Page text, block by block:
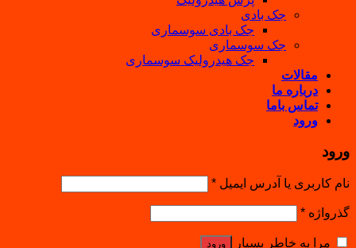
جک بادی
جک بادی سوسماری
جک سوسماری
جک هیدرولیک سوسماری
مقالات
درباره ما
تماس باما
ورود
ورود
نام کاربری یا آدرس ایمیل *
گذرواژه *
مرا به خاطر بسپار ورود